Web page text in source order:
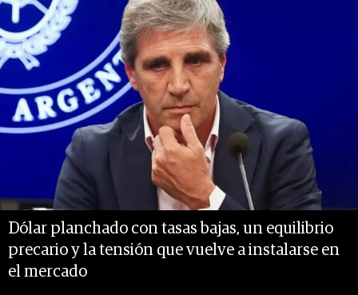
Dólar planchado con tasas bajas, un equilibrio
precario y la tensión que vuelve a instalarse en
el mercado